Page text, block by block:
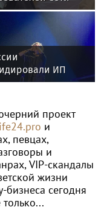
сменой
имиджа
ИП
Земфиры
проект
и
певцах,
и
VIP-скандалы
жизни
сегодня